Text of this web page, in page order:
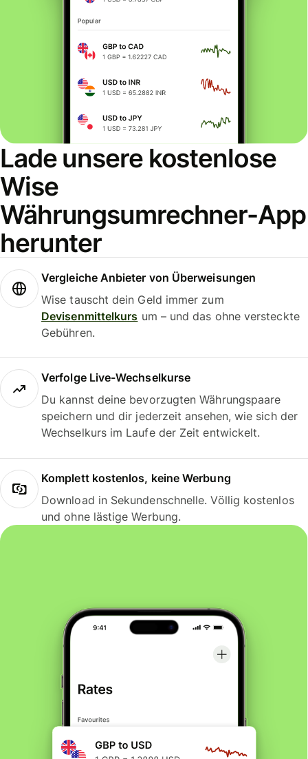
Lade unsere kostenlose
Wise
Währungsumrechner-App
herunter
Vergleiche Anbieter von Überweisungen
Wise tauscht dein Geld immer zum
Devisenmittelkurs um – und das ohne versteckte
Gebühren.
Verfolge Live-Wechselkurse
Du kannst deine bevorzugten Währungspaare
speichern und dir jederzeit ansehen, wie sich der
Wechselkurs im Laufe der Zeit entwickelt.
Komplett kostenlos, keine Werbung
Download in Sekundenschnelle. Völlig kostenlos
und ohne lästige Werbung.